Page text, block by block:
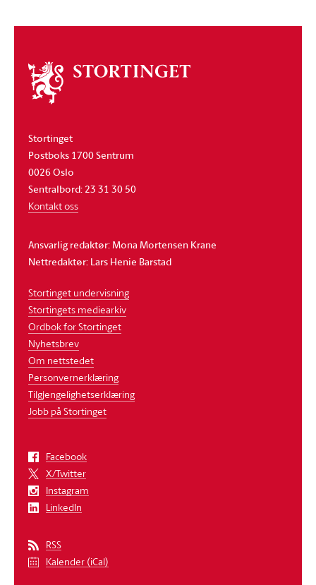
Om
stortinget
Stortinget
Postboks 1700 Sentrum
0026 Oslo
Sentralbord: 23 31 30 50
Kontakt oss
Ansvarlig redaktør: Mona Mortensen Krane
Nettredaktør: Lars Henie Barstad
Stortinget undervisning
Stortingets mediearkiv
Ordbok for Stortinget
Nyhetsbrev
Om nettstedet
Personvernerklæring
Tilgjengelighetserklæring
Jobb på Stortinget
Facebook
X/Twitter
Instagram
LinkedIn
RSS
Kalender (iCal)